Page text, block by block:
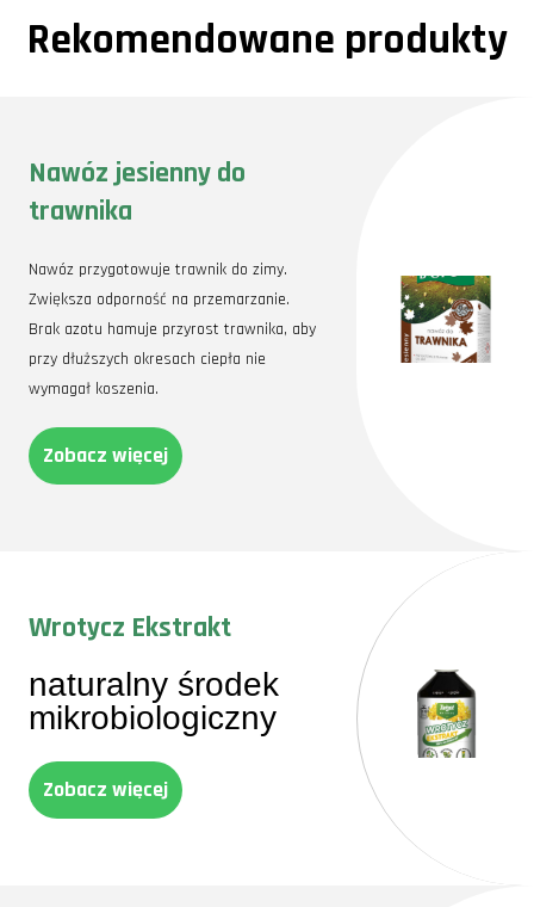
Rekomendowane produkty
Nawóz jesienny do
trawnika
Nawóz przygotowuje trawnik do zimy.
Zwiększa odporność na przemarzanie.
Brak azotu hamuje przyrost trawnika, aby
przy dłuższych okresach ciepła nie
wymagał koszenia.
Zobacz więcej
Wrotycz Ekstrakt
naturalny środek
mikrobiologiczny
Zobacz więcej